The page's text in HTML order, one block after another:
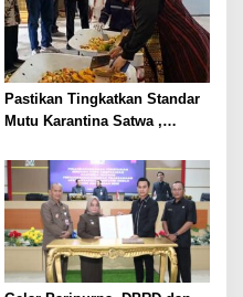
Pastikan Tingkatkan Standar
Mutu Karantina Satwa ,
Langsung Instalasi
Pengolahan Pangan PT
Biomedika Nusantara Indah
Mesuji